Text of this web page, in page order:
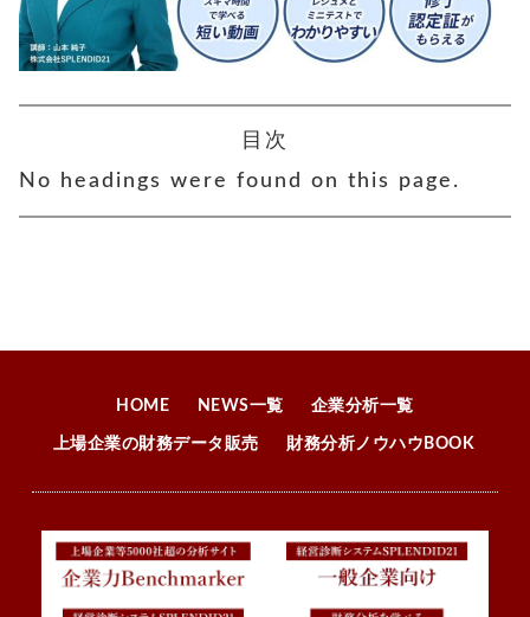
目次
No headings were found on this page.
HOME NEWS一覧 企業分析一覧
上場企業の財務データ販売 財務分析ノウハウBOOK